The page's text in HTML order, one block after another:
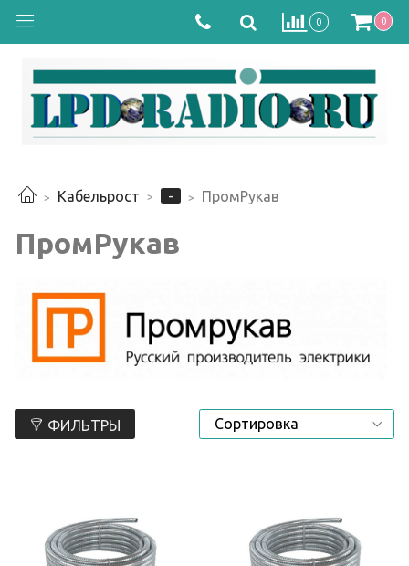
0 0
Кабельрост - ПромРукав
ПромРукав
ФИЛЬТРЫ